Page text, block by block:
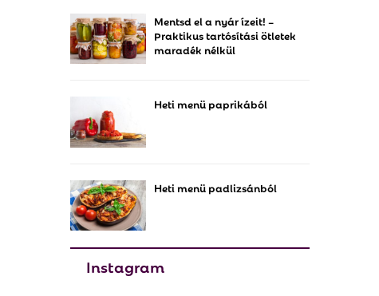
f
o
r
Mentsd el a nyár ízeit! –
Praktikus tartósítási ötletek
maradék nélkül
Heti menü paprikából
Heti menü padlizsánból
Instagram